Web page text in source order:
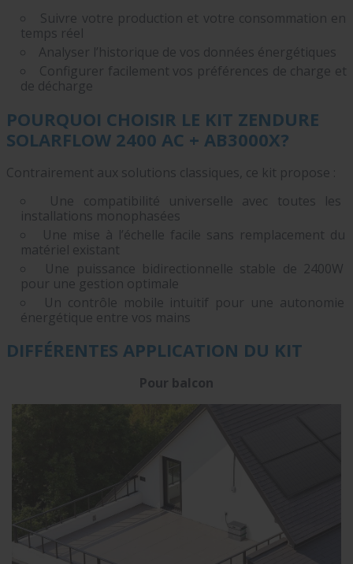
Suivre votre production et votre consommation en
temps réel
Analyser l’historique de vos données énergétiques
Configurer facilement vos préférences de charge et
de décharge
POURQUOI CHOISIR LE KIT ZENDURE
SOLARFLOW 2400 AC + AB3000X?
Contrairement aux solutions classiques, ce kit propose :
Une compatibilité universelle avec toutes les
installations monophasées
Une mise à l’échelle facile sans remplacement du
matériel existant
Une puissance bidirectionnelle stable de 2400W
pour une gestion optimale
Un contrôle mobile intuitif pour une autonomie
énergétique entre vos mains
DIFFÉRENTES APPLICATION DU KIT
Pour balcon